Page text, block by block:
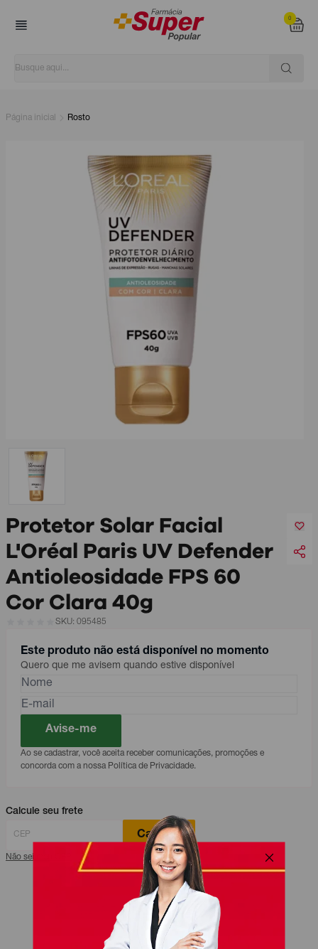
0
Página inicial Rosto
Protetor Solar Facial
L'Oréal Paris UV Defender
Antioleosidade FPS 60
Cor Clara 40g
SKU: 095485
Este produto não está disponível no momento
Quero que me avisem quando estive disponível
Avise-me
Ao se cadastrar, você aceita receber comunicações, promoções e
concorda com a nossa Política de Privacidade.
Calcule seu frete
Calcular
Não sei meu CEP